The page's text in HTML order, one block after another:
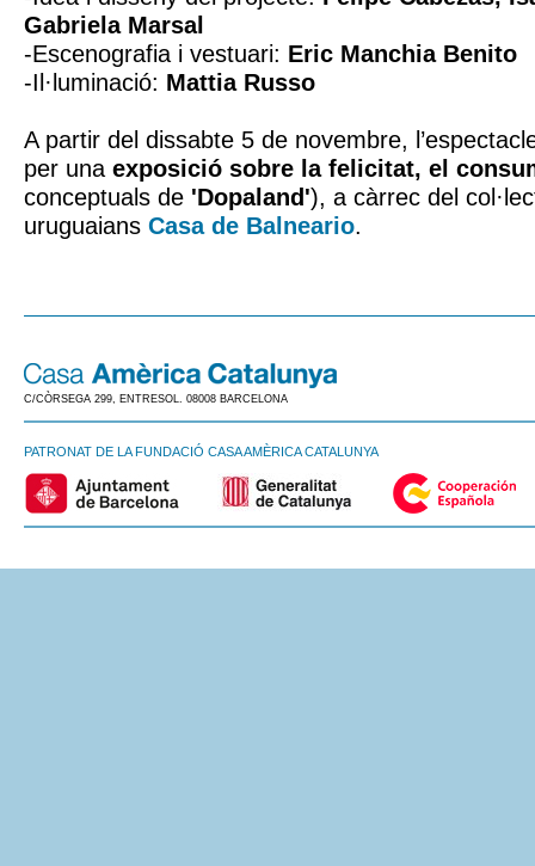
Gabriela Marsal
-Escenografia i vestuari: Eric Manchia Benito
-Il·luminació: Mattia Russo
A partir del dissabte 5 de novembre,
per una exposició sobre la felicitat, el
conceptuals de 'Dopaland'), a càrrec del
uruguaians Casa de Balneario.
C/CÒRSEGA 299, ENTRESOL. 08008 BARCELONA
PATRONAT DE LA FUNDACIÓ CASA AMÈRICA CATALUNYA